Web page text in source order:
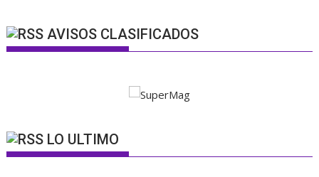
AVISOS CLASIFICADOS
LO ULTIMO